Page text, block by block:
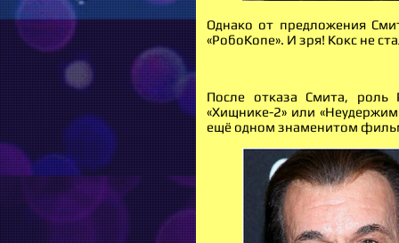
Однако от предложения
«РобоКопе». И зря! Кокс не
После отказа Смита, роль
«Хищнике-2» или
ещё одном знаменитом